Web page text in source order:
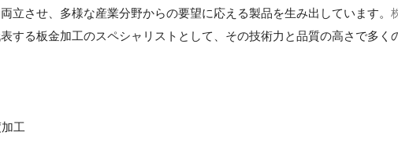
立させ、多様な産業分野からの要望に応える製品を生み出しています。
する板金加工のスペシャリストとして、その技術力と品質の高さで多く
工